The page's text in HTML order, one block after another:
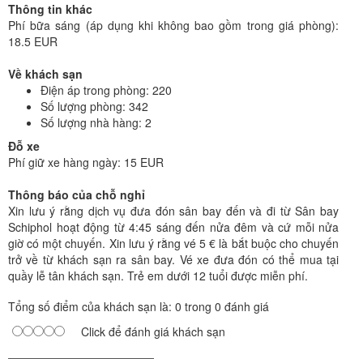
Thông tin khác
Phí bữa sáng (áp dụng khi không bao gồm trong giá phòng):
18.5 EUR
Về khách sạn
Điện áp trong phòng: 220
Số lượng phòng: 342
Số lượng nhà hàng: 2
Đỗ xe
Phí giữ xe hàng ngày: 15 EUR
Thông báo của chỗ nghỉ
Xin lưu ý rằng dịch vụ đưa đón sân bay đến và đi từ Sân bay
Schiphol hoạt động từ 4:45 sáng đến nửa đêm và cứ mỗi nửa
giờ có một chuyến. Xin lưu ý rằng vé 5 € là bắt buộc cho chuyến
trở về từ khách sạn ra sân bay. Vé xe đưa đón có thể mua tại
quầy lễ tân khách sạn. Trẻ em dưới 12 tuổi được miễn phí.
Tổng số điểm của khách sạn là: 0 trong 0 đánh giá
Click để đánh giá khách sạn